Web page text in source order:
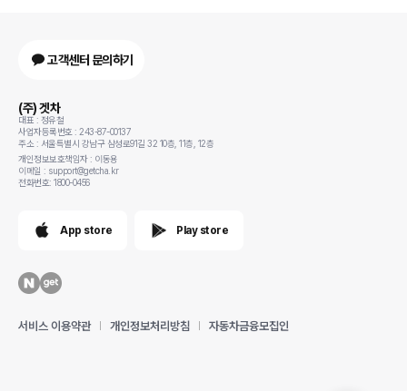
고객센터 문의하기
(주) 겟차
대표 : 정유철
사업자등록번호 : 243-87-00137
주소 : 서울특별시 강남구 삼성로91길 32 10층, 11층, 12층
개인정보보호책임자 : 이동용
이메일 : support@getcha.kr
전화번호: 1800-0456
App store Play store
서비스 이용약관 개인정보처리방침 자동차금융모집인